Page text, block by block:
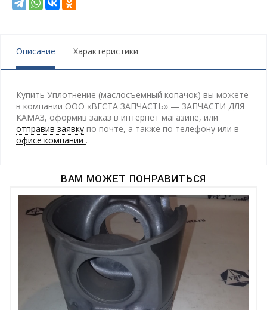
Описание Характеристики
Купить Уплотнение (маслосъемный копачок) вы можете
в компании ООО «ВЕСТА ЗАПЧАСТЬ» — ЗАПЧАСТИ ДЛЯ
КАМАЗ, оформив заказ в интернет магазине, или
отправив заявку по почте, а также по телефону или в
офисе компании .
ВАМ МОЖЕТ ПОНРАВИТЬСЯ